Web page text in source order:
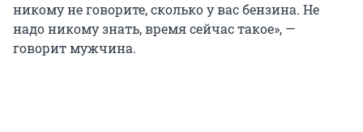
никому не говорите, сколько у вас бензина. Не
надо никому знать, время сейчас такое», —
говорит мужчина.